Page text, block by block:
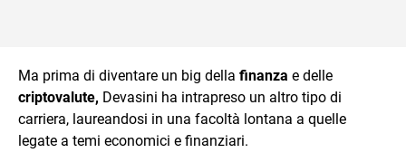
Ma prima di diventare un big della finanza e delle
criptovalute, Devasini ha intrapreso un altro tipo di
carriera, laureandosi in una facoltà lontana a quelle
legate a temi economici e finanziari.